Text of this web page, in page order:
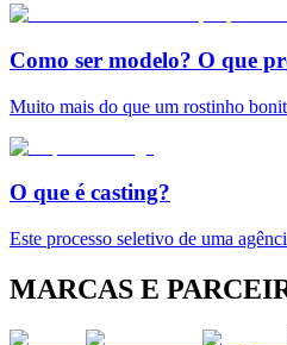
Como ser modelo? O que
Muito mais do que um rostinho
O que é casting?
Este processo seletivo de uma
MARCAS E